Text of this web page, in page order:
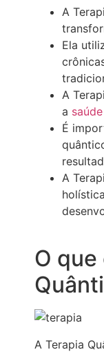
A
Ela
A
a
É
A
O que
A Terapia